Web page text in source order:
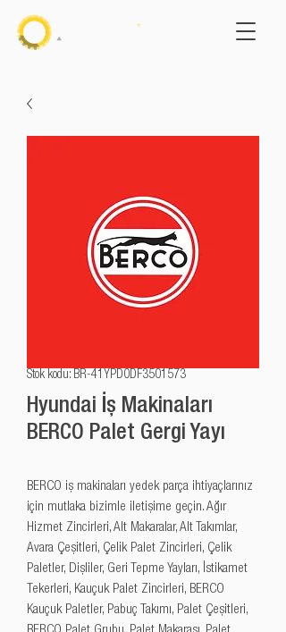
Stok kodu: BR-41YPD0DF3501573
Hyundai İş Makinaları
BERCO Palet Gergi Yayı
BERCO iş makinaları yedek parça ihtiyaçlarınız
için mutlaka bizimle iletişime geçin. Ağır
Hizmet Zincirleri, Alt Makaralar, Alt Takımlar,
Avara Çeşitleri, Çelik Palet Zincirleri, Çelik
Paletler, Dişliler, Geri Tepme Yayları, İstikamet
Tekerleri, Kauçuk Palet Zincirleri, BERCO
Kauçuk Paletler, Pabuç Takımı, Palet Çeşitleri,